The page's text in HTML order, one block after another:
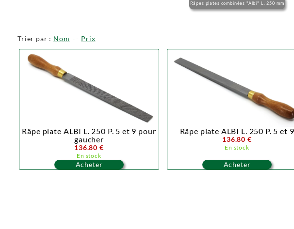
Râpes plates combinées "Albi" L. 250 mm
Trier par : Nom - Prix
Râpe plate ALBI L. 250 P. 5 et 9 pour
gaucher
136.80 €
En stock
Acheter
Râpe plate ALBI L. 250 P. 5 et 9
136.80 €
En stock
Acheter